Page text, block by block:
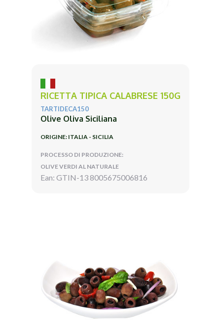
RICETTA TIPICA CALABRESE 150G
TARTIDECA150
Olive Oliva Siciliana
ORIGINE: ITALIA - SICILIA
PROCESSO DI PRODUZIONE:
OLIVE VERDI AL NATURALE
Ean: GTIN-13 8005675006816